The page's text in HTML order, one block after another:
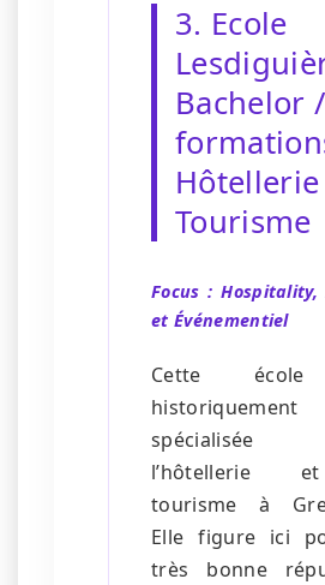
3. Ecole
Bachelor /
Tourisme
Focus : Hospitality,
et Événementiel
Cette
historiquement
spécialisée
l’hôtellerie
tourisme à
Elle figure ici
très bonne